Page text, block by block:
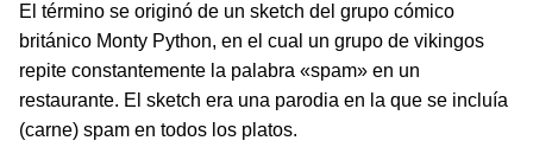
El término se originó de un sketch del grupo cómico
británico Monty Python, en el cual un grupo de vikingos
repite constantemente la palabra «spam» en un
restaurante. El sketch era una parodia en la que se incluía
(carne) spam en todos los platos.